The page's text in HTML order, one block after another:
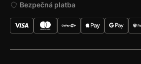
Bezpečná platba